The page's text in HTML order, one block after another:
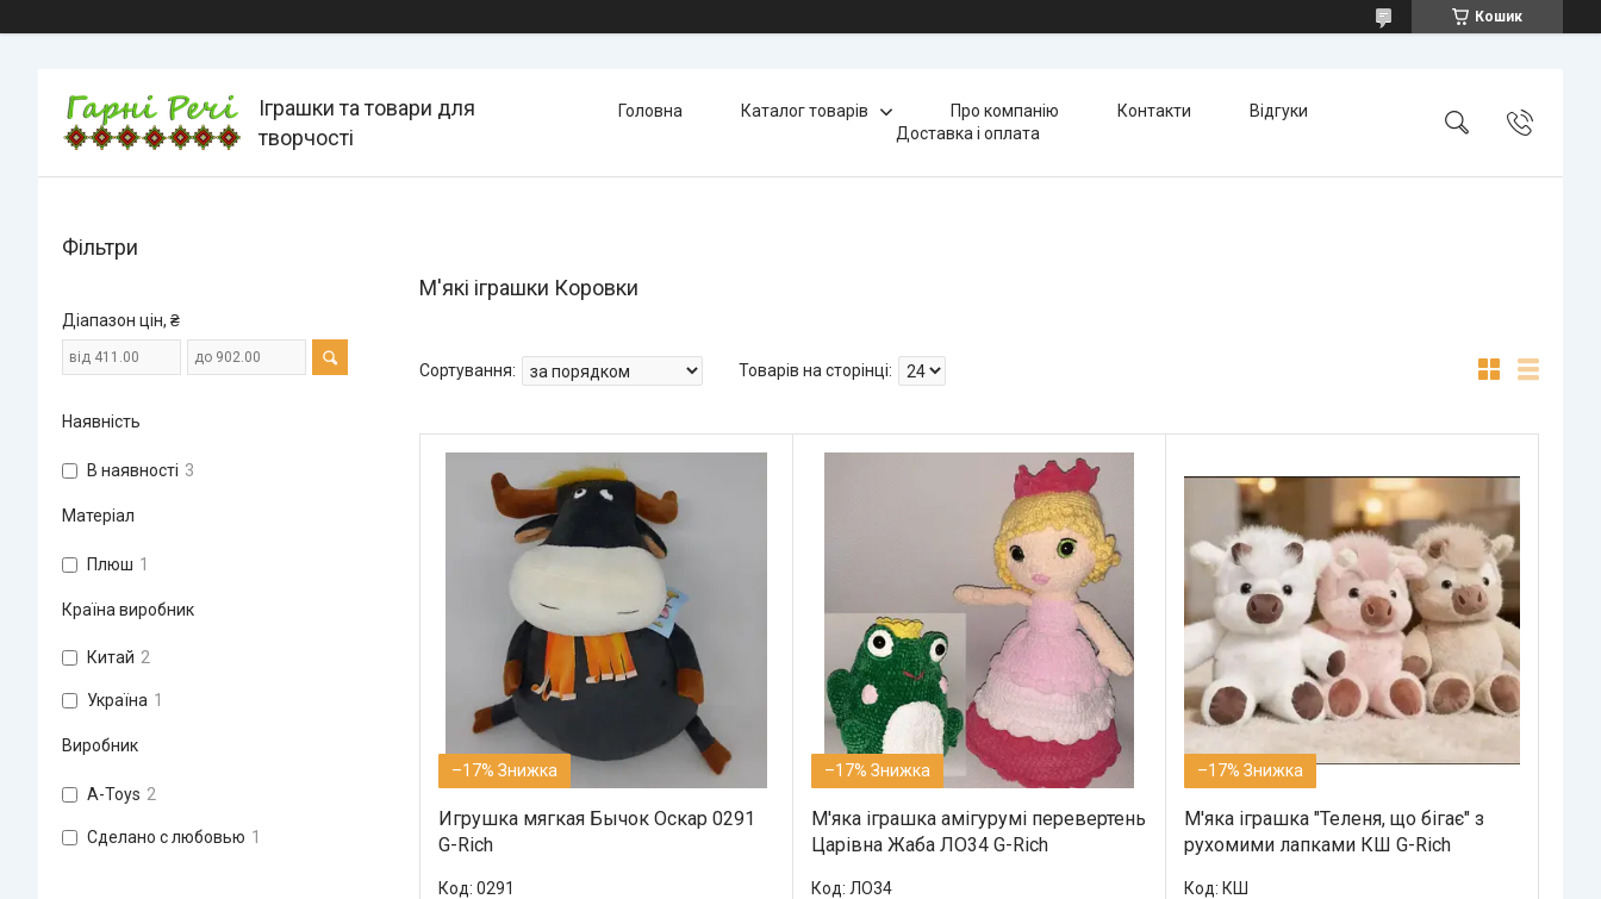
Кошик
Іграшки та товари для
творчості
Головна Каталог товарів Про компанію Контакти
Відгуки
Доставка і оплата
М'які іграшки Коровки
–17%
Игрушка мягкая Бычок Оскар 0291
G-Rich
0291
–17%
М'яка іграшка амігурумі перевертень
Царівна Жаба ЛО34 G-Rich
ЛО34
–17%
М'яка іграшка "Теленя, що бігає" з
рухомими лапками КШ G-Rich
КШ
Фільтри
Діапазон цін, ₴
Наявність
В наявності 3
Матеріал
Плюш 1
Країна виробник
Китай 2
Україна 1
Виробник
A-Toys 2
Сделано с любовью 1